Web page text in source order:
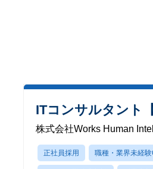
ITコンサルタント
株式会社Works Human
正社員採用 職種・業界未経験